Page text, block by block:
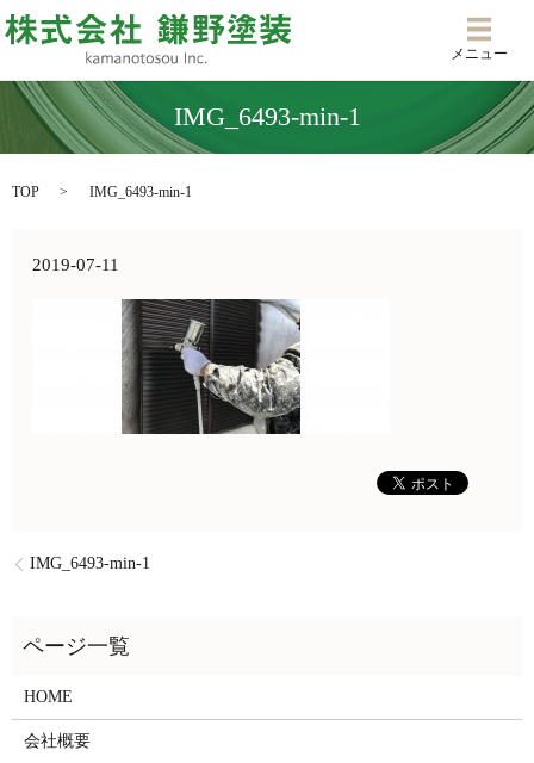
メニ
メニュー
IMG_6493-min-1
TOP IMG_6493-min-1
2019-07-11
IMG_6493-min-1
HOME
会社概要